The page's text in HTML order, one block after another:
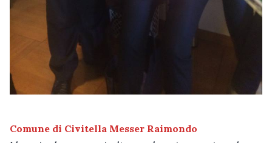
Comune di Civitella Messer Raimondo